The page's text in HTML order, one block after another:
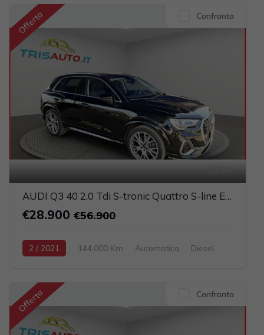
Offerta Confronta
AUDI Q3 40 2.0 Tdi S-tronic Quattro S-line Edition (FULL LED+NAVI)
€28.900 €56.900
2 / 2021 144.000 Km Automatico
Diesel
Offerta Confronta